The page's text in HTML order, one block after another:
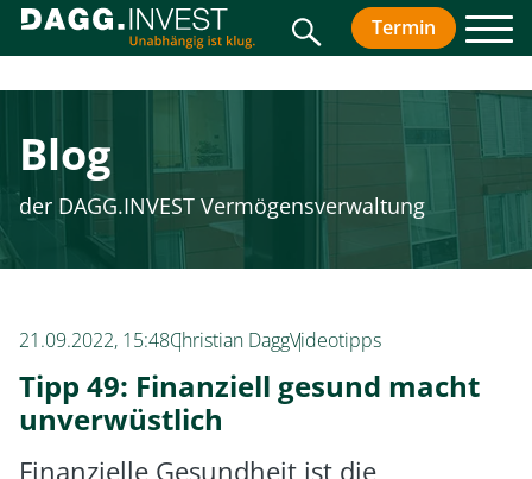
SucheTermin
Blog
der DAGG.INVEST Vermögensverwaltung
21.09.2022, 15:48Christian DaggVideotipps
Tipp 49: Finanziell gesund macht
unverwüstlich
Finanzielle Gesundheit ist die
Der Ruhestandskompass
Vorname
Nachname